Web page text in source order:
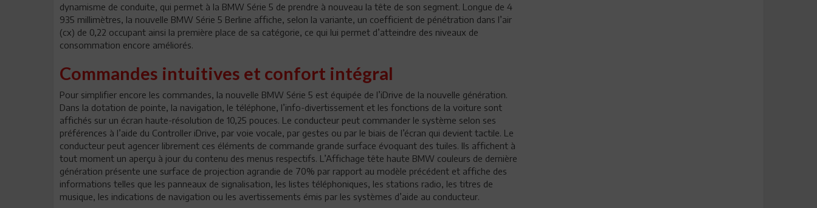
dynamisme de conduite, qui permet à la BMW Série 5 de prendre à nouveau la tête de son segment. Longue de 4
935 millimètres, la nouvelle BMW Série 5 Berline affiche, selon la variante, un coefficient de pénétration dans l’air
(cx) de 0,22 occupant ainsi la première place de sa catégorie, ce qui lui permet d’atteindre des niveaux de
consommation encore améliorés.
Commandes intuitives et confort intégral
Pour simplifier encore les commandes, la nouvelle BMW Série 5 est équipée de l’iDrive de la nouvelle génération.
Dans la dotation de pointe, la navigation, le téléphone, l’info-divertissement et les fonctions de la voiture sont
affichés sur un écran haute-résolution de 10,25 pouces. Le conducteur peut commander le système selon ses
préférences à l’aide du Controller iDrive, par voie vocale, par gestes ou par le biais de l’écran qui devient tactile. Le
conducteur peut agencer librement ces éléments de commande grande surface évoquant des tuiles. Ils affichent à
tout moment un aperçu à jour du contenu des menus respectifs. L’Affichage tête haute BMW couleurs de dernière
génération présente une surface de projection agrandie de 70% par rapport au modèle précédent et affiche des
informations telles que les panneaux de signalisation, les listes téléphoniques, les stations radio, les titres de
musique, les indications de navigation ou les avertissements émis par les systèmes d’aide au conducteur.